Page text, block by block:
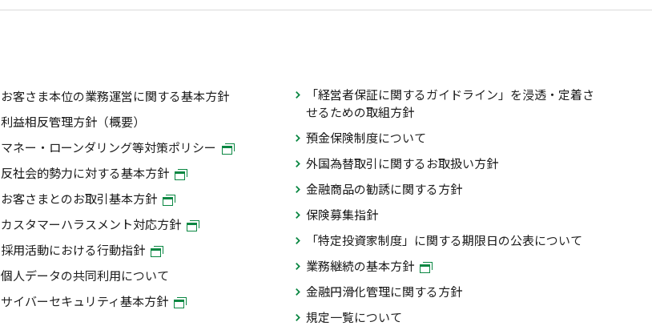
お客さま本位の業務運営に関する基本方針
利益相反管理方針（概要）
マネー・ローンダリング等対策ポリシー
反社会的勢力に対する基本方針
お客さまとのお取引基本方針
カスタマーハラスメント対応方針
採用活動における行動指針
個人データの共同利用について
サイバーセキュリティ基本方針
「経営者保証に関するガイドライン」を浸透・定着さ
せるための取組方針
預金保険制度について
外国為替取引に関するお取扱い方針
金融商品の勧誘に関する方針
保険募集指針
「特定投資家制度」に関する期限日の公表について
業務継続の基本方針
金融円滑化管理に関する方針
規定一覧について